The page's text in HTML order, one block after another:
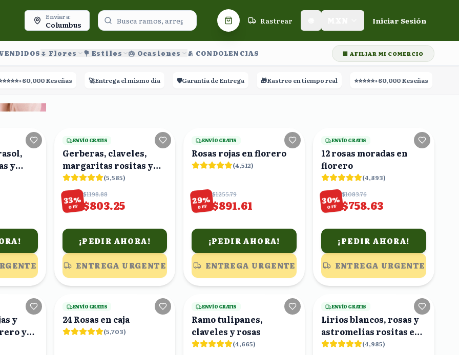
Enviar a:
Columbus Carrito de compras
Rastrear Iniciar Sesión
🌷 Flores 💐 Estilos 🎂 Ocasiones 🫂 CONDOLENCIAS 🏢 AFILIAR MI COMERCIO
Reseñas 🚀Entrega el mismo día 🛡️Garantía de Entrega 🎁Rastreo en tiempo real ⭐⭐⭐⭐⭐ +60,000 Reseñas
y
ramo
ENVÍO GRATIS
Gerberas, claveles,
margaritas rositas y
margaritas blancas en
caja forma corazón
(5,585)
33%
OFF
$1198.88
$803.25
¡PEDIR AHORA!
ENTREGA URGENTE
ENVÍO GRATIS
Rosas rojas en florero
(4,512)
29%
OFF
$1255.79
$891.61
¡PEDIR AHORA!
ENTREGA URGENTE
ENVÍO GRATIS
12 rosas moradas en
florero
(4,893)
30%
OFF
$1083.76
$758.63
¡PEDIR AHORA!
ENTREGA URGENTE
25viendo
y
y
21viendo
ENVÍO GRATIS
24 Rosas en caja
(5,703)
20viendo
ENVÍO GRATIS
Ramo tulipanes,
claveles y rosas
(4,665)
19viendo
ENVÍO GRATIS
Lirios blancos, rosas y
astromelias rositas en
ramo
(4,985)